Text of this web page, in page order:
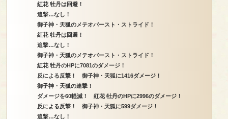
紅花 牡丹は回避！
追撃…なし！
御子神・天狐のメテオバースト・ストライド！
紅花 牡丹は回避！
追撃…なし！
御子神・天狐のメテオバースト・ストライド！
紅花 牡丹のHPに7081のダメージ！
反による反撃！ 御子神・天狐に1416ダメージ！
御子神・天狐の連撃！
ダメージを60軽減！ 紅花 牡丹のHPに2996のダメージ！
反による反撃！ 御子神・天狐に599ダメージ！
追撃…なし！